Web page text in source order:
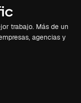
trabajo. Más de un
agencias y